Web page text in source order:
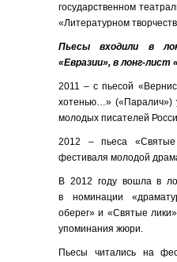
государственном
«Литературном
Пьесы входили в
«Евразии», в лонг-
2011 – с пьесой
хотенью…» («Паралич»)
молодых писателей
2012 – пьеса
фестиваля молодой
В 2012 году вошла в
в номинации
оберег» и «Святые
упоминания жюри.
Пьесы читались на